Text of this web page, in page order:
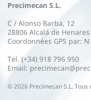
Precimecan S.L.
C / Alonso Barba, 12
28806 Alcalá de
Coordonnées GPS par:
Tel. (+34) 918 796 950
Email:
©2026 Precimecan S.L.